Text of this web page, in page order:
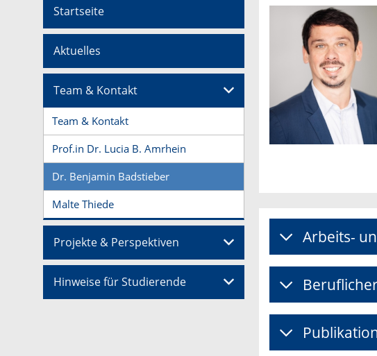
Startseite
Aktuelles
Team & Kontakt
Team & Kontakt
Prof.in Dr. Lucia B. Amrhein
Dr. Benjamin Badstieber
Malte Thiede
Projekte & Perspektiven
Hinweise für Studierende
Arbeits-